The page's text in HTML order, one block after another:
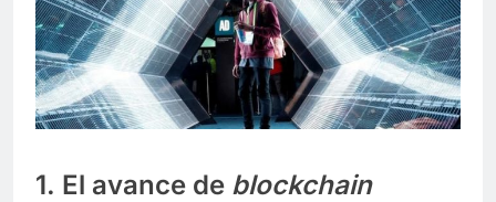
1. El avance de blockchain